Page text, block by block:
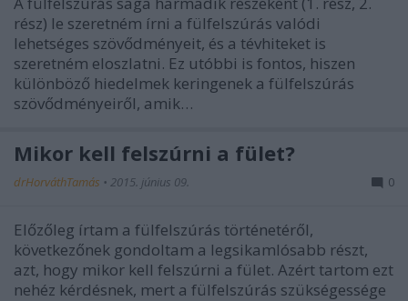
rész) le szeretném írni a fülfelszúrás valódi
lehetséges szövődményeit, és a tévhiteket is
szeretném eloszlatni. Ez utóbbi is fontos, hiszen
különböző hiedelmek keringenek a fülfelszúrás
szövődményeiről, amik…
Mikor kell felszúrni a fület?
drHorváthTamás • 2015. június 09. 0
Előzőleg írtam a fülfelszúrás történetéről,
következőnek gondoltam a legsikamlósabb részt,
azt, hogy mikor kell felszúrni a fület. Azért tartom ezt
nehéz kérdésnek, mert a fülfelszúrás szükségessége